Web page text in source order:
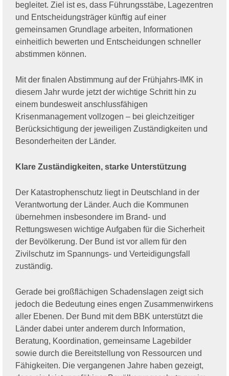
begleitet. Ziel ist es, dass Führungsstäbe, Lagezentren
und Entscheidungsträger künftig auf einer
gemeinsamen Grundlage arbeiten, Informationen
einheitlich bewerten und Entscheidungen schneller
abstimmen können.
Mit der finalen Abstimmung auf der Frühjahrs-IMK in
diesem Jahr wurde jetzt der wichtige Schritt hin zu
einem bundesweit anschlussfähigen
Krisenmanagement vollzogen – bei gleichzeitiger
Berücksichtigung der jeweiligen Zuständigkeiten und
Besonderheiten der Länder.
Klare Zuständigkeiten, starke Unterstützung
Der Katastrophenschutz liegt in Deutschland in der
Verantwortung der Länder. Auch die Kommunen
übernehmen insbesondere im Brand- und
Rettungswesen wichtige Aufgaben für die Sicherheit
der Bevölkerung. Der Bund ist vor allem für den
Zivilschutz im Spannungs- und Verteidigungsfall
zuständig.
Gerade bei großflächigen Schadenslagen zeigt sich
jedoch die Bedeutung eines engen Zusammenwirkens
aller Ebenen. Der Bund mit dem BBK unterstützt die
Länder dabei unter anderem durch Information,
Beratung, Koordination, gemeinsame Lagebilder
sowie durch die Bereitstellung von Ressourcen und
Fähigkeiten. Die vergangenen Jahre haben gezeigt,